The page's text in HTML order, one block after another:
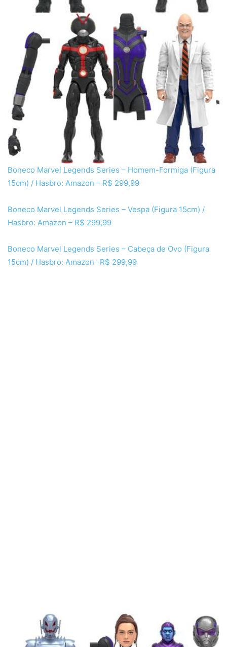
Boneco Marvel Legends Series – Homem-Formiga (Figura
15cm) / Hasbro: Amazon – R$ 299,99
Boneco Marvel Legends Series – Vespa (Figura 15cm) /
Hasbro: Amazon – R$ 299,99
Boneco Marvel Legends Series – Cabeça de Ovo (Figura
15cm) / Hasbro: Amazon -R$ 299,99